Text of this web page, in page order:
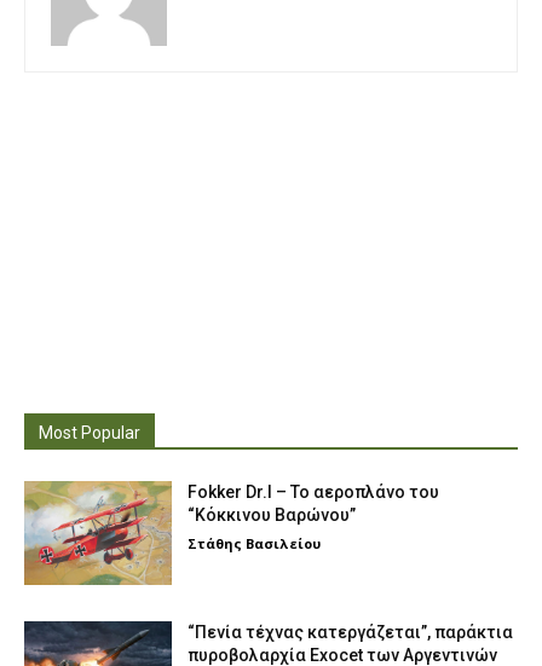
Most Popular
Fokker Dr.I – To αεροπλάνο του
“Κόκκινου Βαρώνου”
Στάθης Βασιλείου
“Πενία τέχνας κατεργάζεται”, παράκτια
πυροβολαρχία Exocet των Αργεντινών